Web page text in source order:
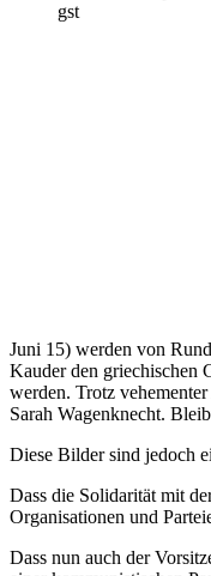
Juni 15) werden von
Kauder den griechischen
werden. Trotz
Sarah Wagenknecht.
Diese Bilder sind jedoch
Dass die Solidarität mit
Organisationen und
Dass nun auch der